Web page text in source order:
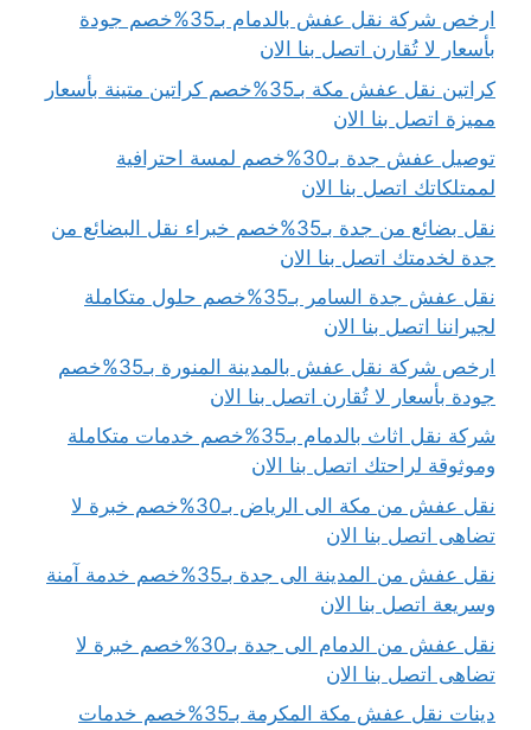
ارخص شركة نقل عفش بالدمام بـ35%خصم جودة
بأسعار لا تُقارن اتصل بنا الان
كراتين نقل عفش مكة بـ35%خصم كراتين متينة بأسعار
مميزة اتصل بنا الان
توصيل عفش جدة بـ30%خصم لمسة احترافية
لممتلكاتك اتصل بنا الان
نقل بضائع من جدة بـ35%خصم خبراء نقل البضائع من
جدة لخدمتك اتصل بنا الان
نقل عفش جدة السامر بـ35%خصم حلول متكاملة
لجيراننا اتصل بنا الان
ارخص شركة نقل عفش بالمدينة المنورة بـ35%خصم
جودة بأسعار لا تُقارن اتصل بنا الان
شركة نقل اثاث بالدمام بـ35%خصم خدمات متكاملة
وموثوقة لراحتك اتصل بنا الان
نقل عفش من مكة الى الرياض بـ30%خصم خبرة لا
تضاهى اتصل بنا الان
نقل عفش من المدينة الى جدة بـ35%خصم خدمة آمنة
وسريعة اتصل بنا الان
نقل عفش من الدمام الى جدة بـ30%خصم خبرة لا
تضاهى اتصل بنا الان
دينات نقل عفش مكة المكرمة بـ35%خصم خدمات